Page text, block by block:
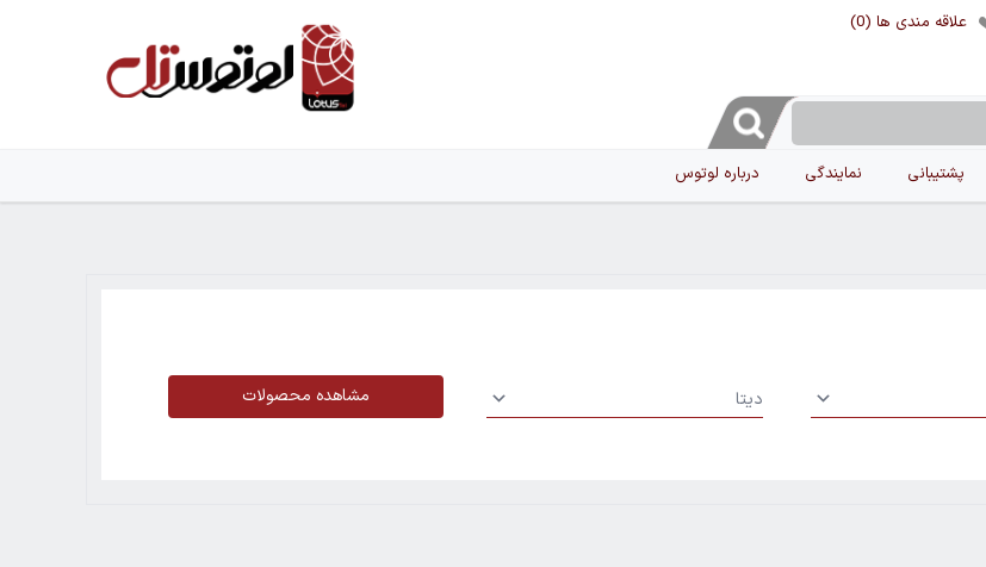
علاقه مندی ها (0)
پشتیبانی نمایندگی درباره لوتوس
Underline select مشاهده محصولات